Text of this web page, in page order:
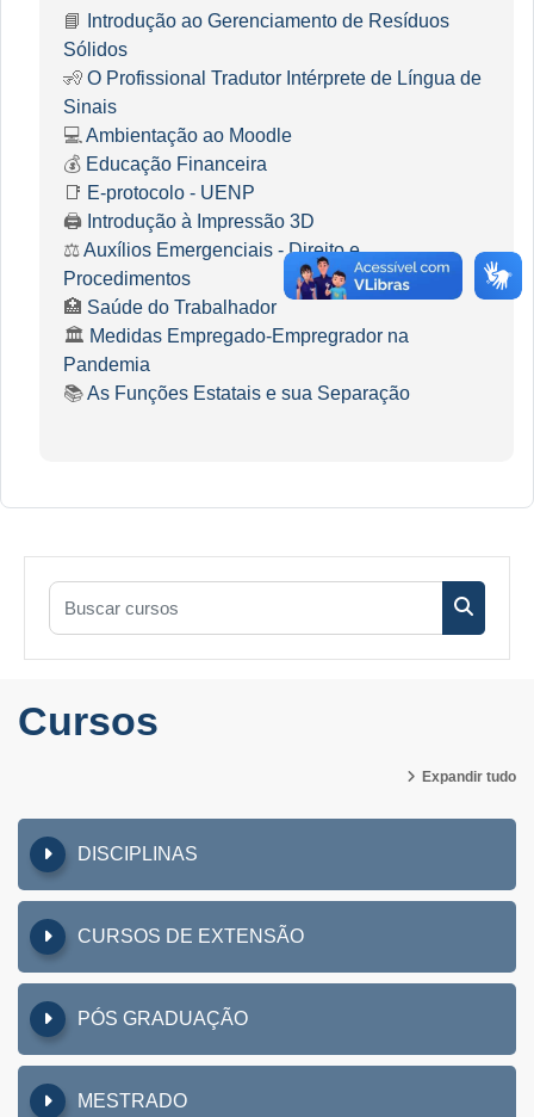
📘
Introdução ao Gerenciamento de Resíduos
Sólidos
🧏 O Profissional Tradutor Intérprete de Língua de
Sinais
💻 Ambientação ao Moodle
💰 Educação Financeira
📑 E-protocolo - UENP
🖨️ Introdução à Impressão 3D
⚖️Auxílios Emergenciais - Direito e
Procedimentos
🏥 Saúde do Trabalhador
🏛️ Medidas Empregado-Empregrador na
Pandemia
📚As Funções Estatais e sua Separação
Buscar cursos
Buscar
Cursos
Expandir tudo
DISCIPLINAS
CURSOS DE EXTENSÃO
PÓS GRADUAÇÃO
MESTRADO